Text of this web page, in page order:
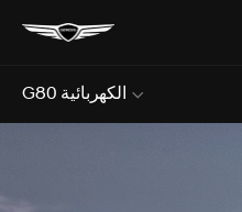
G80 الكهربائية
Sub
Menu